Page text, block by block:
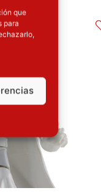
que
para
El precio actual es: 22.42€.